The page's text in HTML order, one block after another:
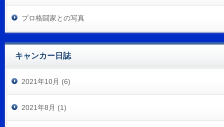
プロ格闘家との写真
キャンカー日誌
2021年10月 (6)
2021年8月 (1)